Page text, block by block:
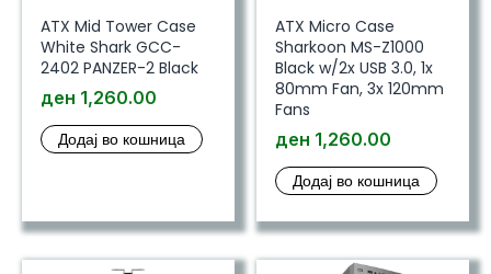
ATX Mid Tower Case
White Shark GCC-
2402 PANZER-2 Black
ден 1,260.00
Додај во кошница
ATX Micro Case
Sharkoon MS-Z1000
Black w/2x USB 3.0, 1x
80mm Fan, 3x 120mm
Fans
ден 1,260.00
Додај во кошница